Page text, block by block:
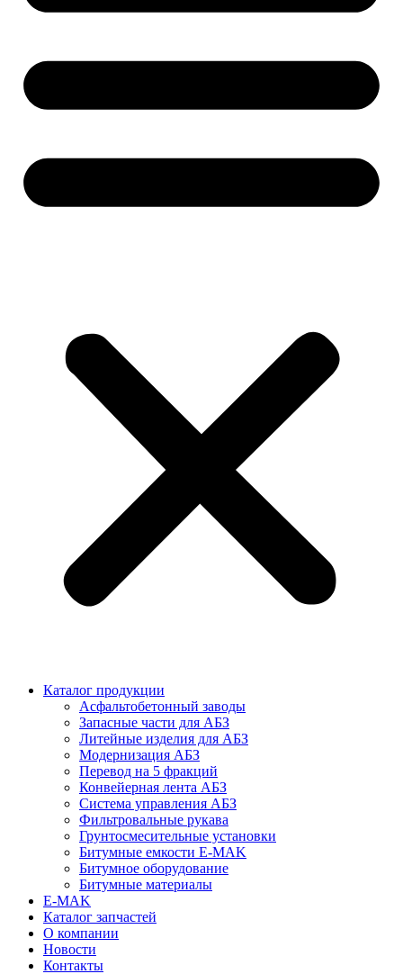
Каталог продукции
Асфальтобетонный заводы
Запасные части для АБЗ
Литейные изделия для АБЗ
Модернизация АБЗ
Перевод на 5 фракций
Конвейерная лента АБЗ
Система управления АБЗ
Фильтровальные рукава
Грунтосмесительные установки
Битумные емкости E-MAK
Битумное оборудование
Битумные материалы
E-MAK
Каталог запчастей
О компании
Новости
Контакты